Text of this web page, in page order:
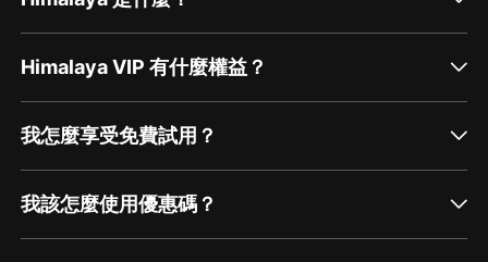
Himalaya VIP 有什麼權益？
我怎麼享受免費試用？
我該怎麼使用優惠碼？